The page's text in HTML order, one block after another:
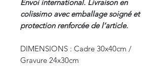
Envoi international. Livraison en
colissimo avec emballage soigné et
protection renforcée de l’article.
DIMENSIONS : Cadre 30x40cm /
Gravure 24x30cm